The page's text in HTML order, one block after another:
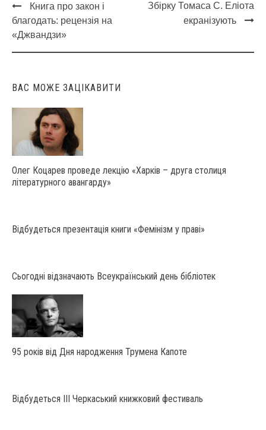
Post
navigation
Книга про закон і
благодать: рецензія на
«Джвандзи»
Збірку Томаса С. Еліота
екранізують
ВАС МОЖЕ ЗАЦІКАВИТИ
Олег Коцарев проведе лекцію «Харків – друга столиця
літературного авангарду»
Відбудеться презентація книги «Фемінізм у праві»
Сьогодні відзначають Всеукраїнський день бібліотек
95 років від Дня народження Трумена Капоте
Відбудеться III Черкаський книжковий фестиваль